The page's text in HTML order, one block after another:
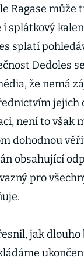
Ragase může
i splátkový
splatí
Dedoles
že nemá
jejich
není to však
dohodnou
obsahující
pro
jak